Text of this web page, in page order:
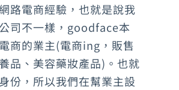
路電商經驗，也就是說我
司不一樣，goodface本
商的業主(電商ing，販售
品、美容藥妝產品)。也就
份，所以我們在幫業主設